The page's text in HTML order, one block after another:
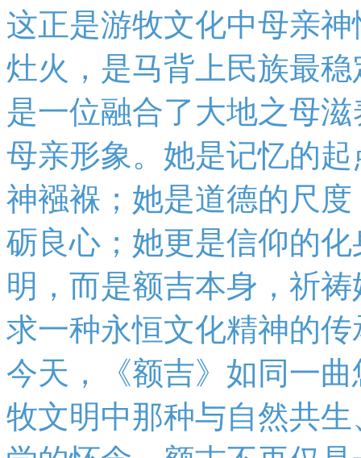
这正是游牧文化中母亲
灶火，是马背上民族最
是一位融合了大地之母
母亲形象。她是记忆的
神襁褓；她是道德的尺
砺良心；她更是信仰的
明，而是额吉本身，祈
求一种永恒文化精神的
今天，《额吉》如同一
牧文明中那种与自然共